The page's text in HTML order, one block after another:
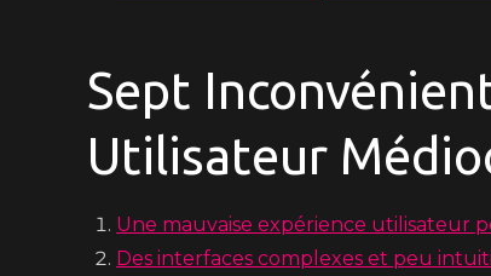
Sept
Utilisateur
Une mauvaise expérience utilisateur
Des interfaces complexes et peu